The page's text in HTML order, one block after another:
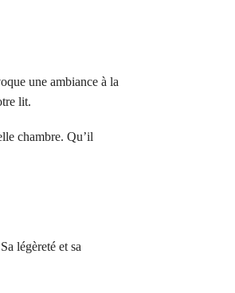
une ambiance à la
lit.
chambre. Qu’il
légèreté et sa